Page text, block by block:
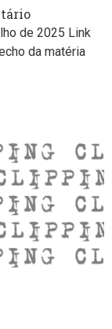
de 2025 Link
da matéria